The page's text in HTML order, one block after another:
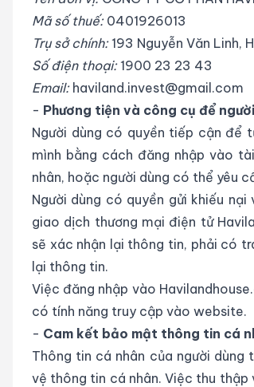
Mã số thuế:0401926013
Trụ sở chính:193 Nguyễn Văn Linh,
Số điện thoại:1900 23 23 43
Email: haviland.invest@gmail.com
- Phương tiện và công cụ để
Người dùng có quyền tiếp cận để
mình bằng cách đăng nhập vào
nhân, hoặc người dùng có thể yêu
Người dùng có quyền gửi khiếu
giao dịch thương mại điện tử
sẽ xác nhận lại thông tin, phải có
lại thông tin.
Việc đăng nhập vào
có tính năng truy cập vào website.
- Cam kết bảo mật thông tin cá
Thông tin cá nhân của người
vệ thông tin cá nhân. Việc thu thập